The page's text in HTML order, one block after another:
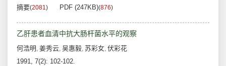
摘要(2081) PDF (247KB)(876)
乙肝患者血清中抗大肠杆菌水平的观察
何浩明 , 姜秀云, 吴惠毅, 苏彩女, 伏彩花
1991, 7(2): 102-102.